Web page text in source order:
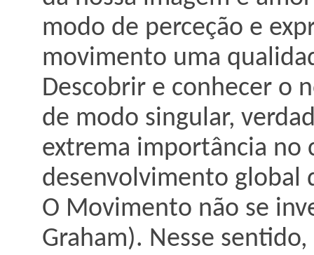
modo de perceção e
movimento uma
Descobrir e conhecer o
de modo singular,
extrema importância no
desenvolvimento global
O Movimento não se
Graham). Nesse